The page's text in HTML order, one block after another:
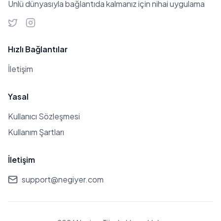
olmuştur. Erol Bulut, çalıştırdığı
takımlardaki başarıları ile dikkat
geçmesi taraftarlarca sıkça dile
Ünlü dünyasıyla bağlantıda kalmanız için nihai uygulama
Hızlı Bağlantılar
İletişim
Yasal
Kullanıcı Sözleşmesi
Kullanım Şartları
İletişim
support@negiyer.com